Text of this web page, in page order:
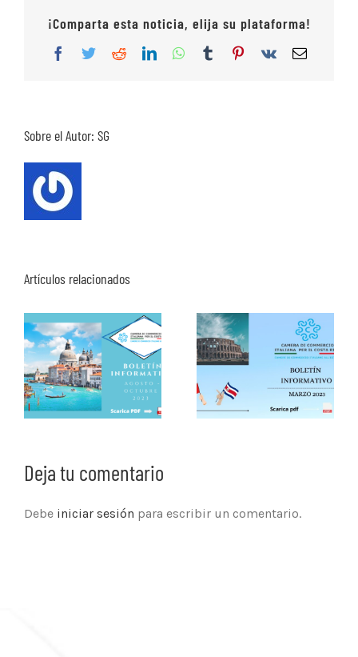
¡Comparta esta noticia, elija su plataforma!
Facebook
TwitterRedditLinkedInWhatsApp
TumblrPinterest
Vk
Correo
Sobre el Autor: SG
Artículos relacionados
Deja tu comentario
Debe iniciar sesión para escribir un comentario.